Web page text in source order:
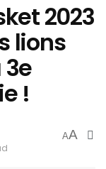
2023
lions
!
AA